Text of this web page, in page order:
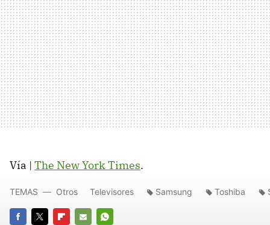
Vía | The New York Times.
TEMAS Otros Televisores Samsung Toshiba